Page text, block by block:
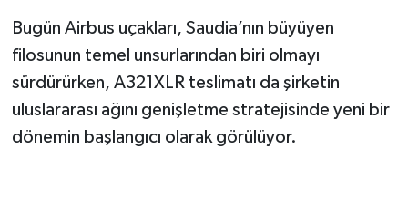
Bugün Airbus uçakları, Saudia’nın büyüyen
filosunun temel unsurlarından biri olmayı
sürdürürken, A321XLR teslimatı da şirketin
uluslararası ağını genişletme stratejisinde yeni bir
dönemin başlangıcı olarak görülüyor.